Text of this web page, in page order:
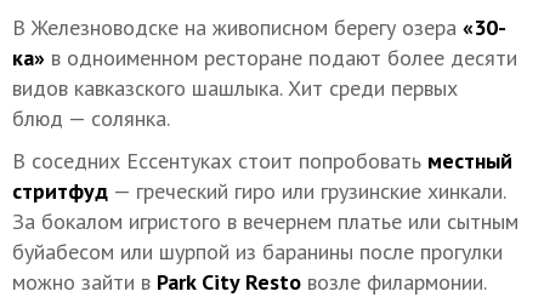
В Железноводске на живописном берегу озера «30-
ка» в одноименном ресторане подают более десяти
видов кавказского шашлыка. Хит среди первых
блюд — солянка.
В соседних Ессентуках стоит попробовать местный
стритфуд — греческий гиро или грузинские хинкали.
За бокалом игристого в вечернем платье или сытным
буйабесом или шурпой из баранины после прогулки
можно зайти в Park City Resto возле филармонии.